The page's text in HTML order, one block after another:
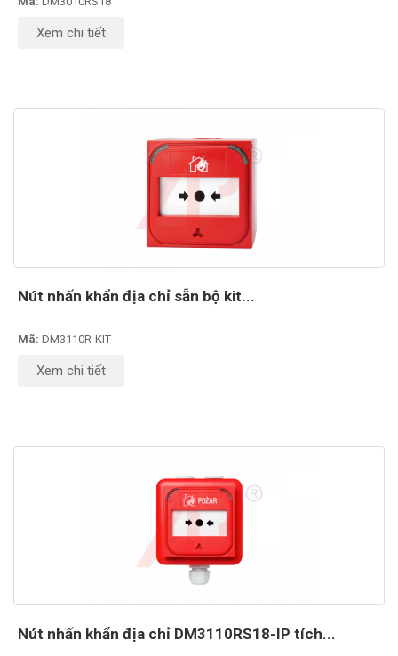
Xem chi tiết
Nút nhấn khẩn địa chỉ sẵn bộ kit...
Mã: DM3110R-KIT
Xem chi tiết
Nút nhấn khẩn địa chỉ DM3110RS18-IP tích...